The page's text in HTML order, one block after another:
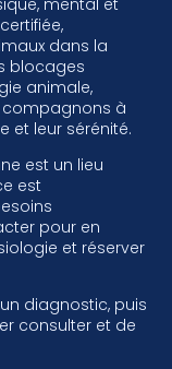
dans la
blocages
animale,
compagnons à
et leur sérénité.
est un lieu
est
pour en
et réserver
diagnostic, puis
consulter et de